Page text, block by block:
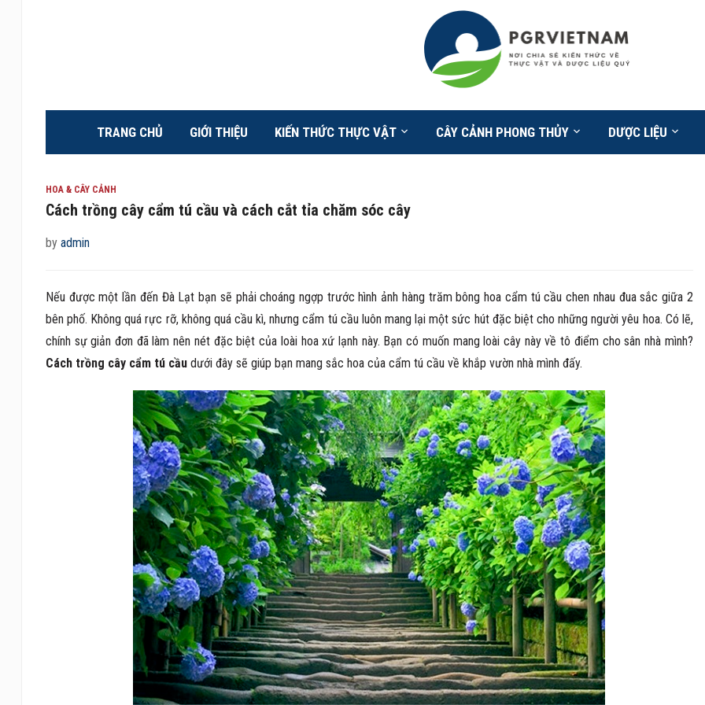
TRANG CHỦ GIỚI THIỆU KIẾN THỨC THỰC VẬT CÂY CẢNH PHONG THỦY DƯỢC LIỆU
HOA & CÂY CẢNH
Cách trồng cây cẩm tú cầu và cách cắt tỉa chăm sóc cây
by admin
Nếu được một lần đến Đà Lạt bạn sẽ phải choáng ngợp trước hình ảnh hàng trăm bông hoa cẩm tú cầu chen nhau đua sắc giữa 2
bên phố. Không quá rực rỡ, không quá cầu kì, nhưng cẩm tú cầu luôn mang lại một sức hút đặc biệt cho những người yêu hoa. Có lẽ,
chính sự giản đơn đã làm nên nét đặc biệt của loài hoa xứ lạnh này. Bạn có muốn mang loài cây này về tô điểm cho sân nhà mình?
Cách trồng cây cẩm tú cầudưới đây sẽ giúp bạn mang sắc hoa của cẩm tú cầu về khắp vườn nhà mình đấy.